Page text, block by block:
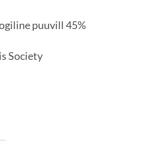
puuvill 45%
Society